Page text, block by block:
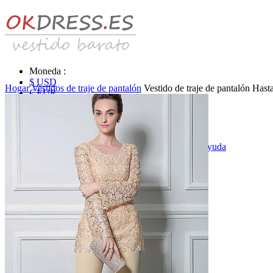
Moneda :
$ USD
€ EUR
Identificarse & Registrarse |Obtener la contraseña Ayuda
Carro (0)
Vestidos de novia
Vestido de novia liquidación y venta
Vestidos de novia vendimia
Hogar Vestidos de traje de pantalón Vestido de traje de pantalón